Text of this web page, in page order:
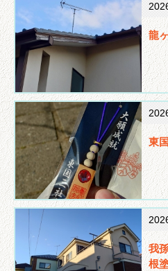
龍
東
我
根